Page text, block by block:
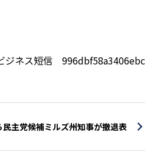
ジネス短信 996dbf58a3406ebc
主党候補ミルズ州知事が撤退表